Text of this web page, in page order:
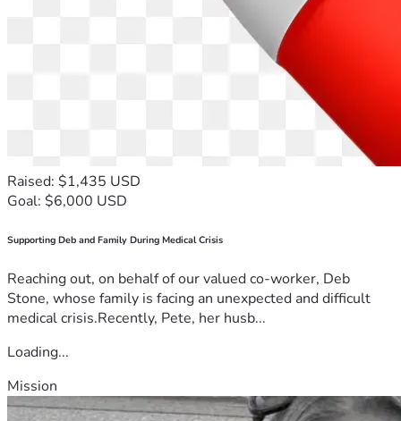
Raised: $1,435 USD
Goal: $6,000 USD
Supporting Deb and Family During Medical Crisis
Reaching out, on behalf of our valued co-worker, Deb
Stone, whose family is facing an unexpected and difficult
medical crisis.Recently, Pete, her husb...
Loading...
Mission